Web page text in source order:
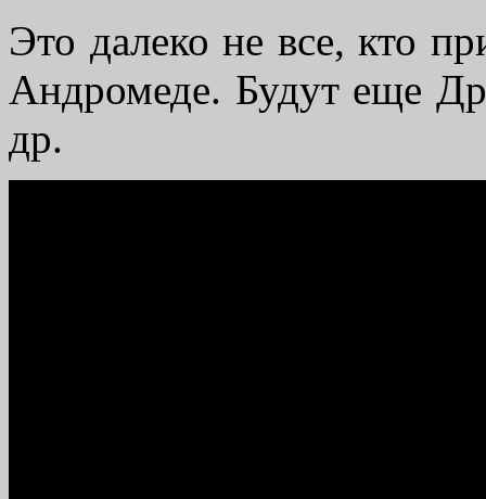
Это далеко не все, кто
Андромеде. Будут еще
др.